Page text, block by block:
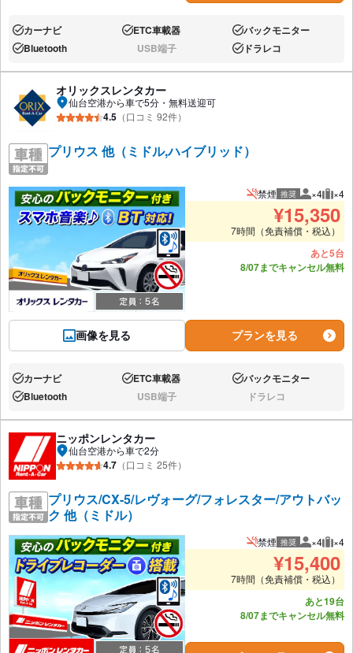
あり:カーナビ あり:ETC車載器 あり:バックモニター
あり:Bluetooth なし:USB端子 あり:ドラレコ
オリックスレンタカー
仙台空港から車で5分・無料送迎可
4.5 （口コミ 92件）
プリウス 他（ミドル,ハイブリッド）
画像を見る
禁煙 推奨 推奨人数
×4 推
×4
¥15,350
7時間（免責補償・税込）
あと5台
8/07までキャンセル無料
プランを見る
あり:カーナビ あり:ETC車載器 あり:バックモニター
あり:Bluetooth なし:USB端子 なし:ドラレコ
ニッポンレンタカー
仙台空港から車で2分
4.7 （口コミ 25件）
プリウス/CX-5/レヴォーグ/フォレスター/アウトバッ
ク 他（ミドル）
禁煙 推奨 推奨人数
×4 推
×4
¥15,400
7時間（免責補償・税込）
あと19台
8/07までキャンセル無料